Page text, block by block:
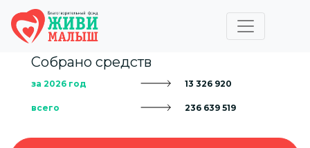
Собрано средств
за 2026 год 13 326 920
всего 236 639 519